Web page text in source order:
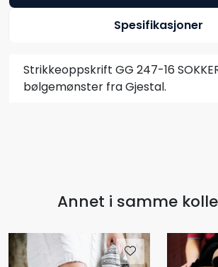
Spesifikasjoner
Strikkeoppskrift GG 247-16
bølgemønster fra Gjestal.
Annet i samme